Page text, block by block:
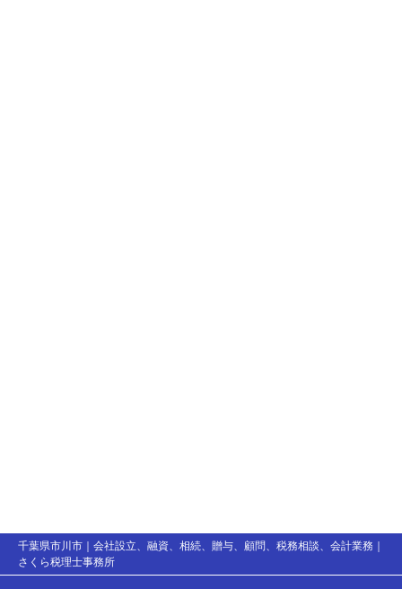
千葉県市川市｜会社設立、融資、相続、贈与、顧問、税務相談、会計業務｜
さくら税理士事務所